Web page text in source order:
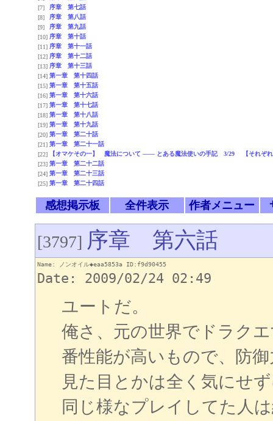
[7]
序章 第七話
[8]
序章 第八話
[9]
序章 第九話
[10] 序章 第十話
[11] 序章 第十一話
[12] 序章 第十二話
[13] 序章 第十三話
[14] 第一章 第十四話
[15] 第一章 第十五話
[16] 第一章 第十六話
[17] 第一章 第十七話
[18] 第一章 第十八話
[19] 第一章 第十九話
[20] 第一章 第二十話
[21] 第一章 第二十一話
[22]
【オマケその一】 魔法について ―― とある魔法使いの手記 3/29 【それぞ
[23] 第一章 第二十二話
[24] 第一章 第二十三話
[25] 第一章 第二十四話
感想掲示板 全件表示 作者メニュー
[3797] 序章 第六話
Name: ノンオイル◆eaa5853a ID:f9d90455
Date: 2009/02/24 02:49
ユートだ。
俺さ、元の世界でドラク
番性能が高いもので、防
見た目とかは全く気にせ
同じ様なプレイしてた人